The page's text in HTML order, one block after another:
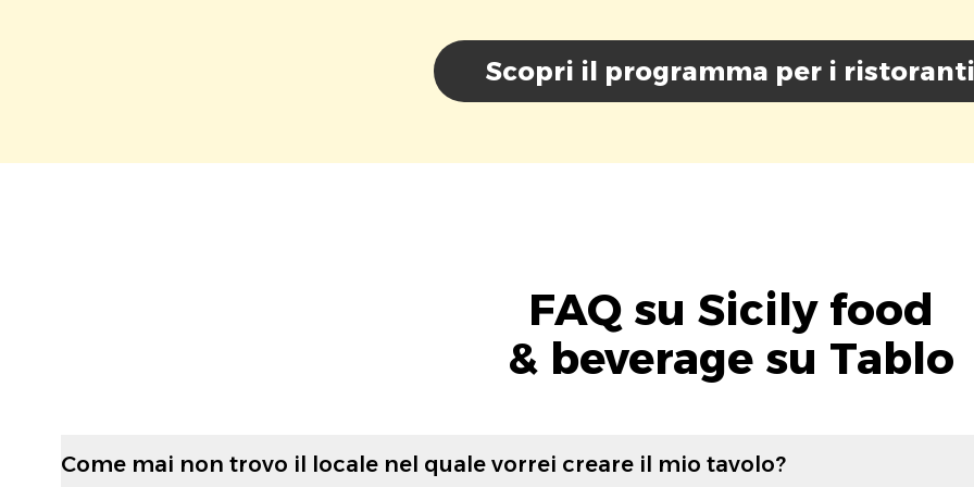
Scopri il programma per i ristoranti
FAQ su Sicily food
& beverage su Tablo
Come mai non trovo il locale nel quale vorrei creare il mio tavolo?